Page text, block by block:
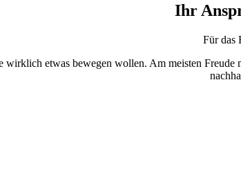
Ihr
Für das
etwas bewegen wollen. Am meisten